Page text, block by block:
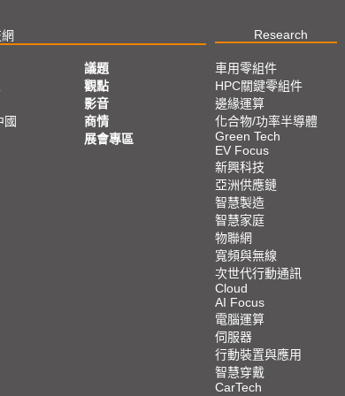
Research
國
議題
觀點
影音
商情
展會專區
車用零組件
HPC關鍵零組件
邊緣運算
化合物/功率半導體
Green Tech
EV Focus
新興科技
亞洲供應鏈
智慧製造
智慧家庭
物聯網
寬頻與無線
次世代行動通訊
Cloud
AI Focus
電腦運算
伺服器
行動裝置與應用
智慧穿戴
CarTech